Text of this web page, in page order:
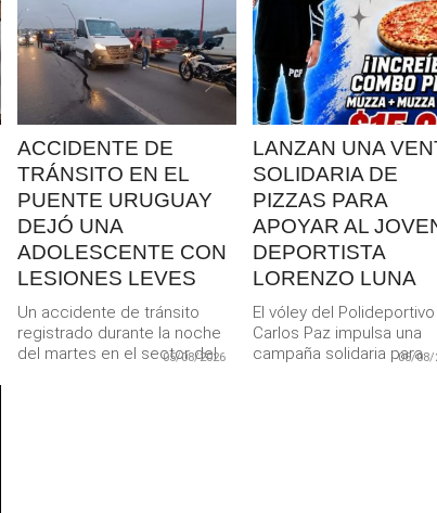
LEER
MAS
ACCIDENTE DE
TRÁNSITO EN EL
PUENTE URUGUAY
DEJÓ UNA
ADOLESCENTE CON
LESIONES LEVES
Un accidente de tránsito
registrado durante la noche
del martes en el sector del
05/08/2026
LEER
MAS
LANZAN UNA
SOLIDARIA DE
PIZZAS PARA
APOYAR AL
DEPORTISTA
LORENZO LUNA
El vóley del Polideportivo
Carlos Paz impulsa una
campaña solidaria para
05/08/